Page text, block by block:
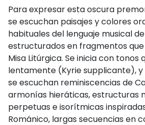
Para expresar esta oscura
se escuchan paisajes y colores
habituales del lenguaje musical
estructurados en fragmentos
Misa Litúrgica. Se inicia con tonos
lentamente (Kyrie supplicante),
se escuchan reminiscencias de
armonías hieráticas, estructuras
perpetuas e isorítmicas
Románico, largas secuencias en